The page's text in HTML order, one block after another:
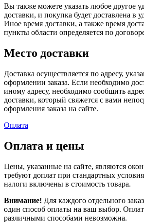
Вы также можете указать любое другое
доставки, и покупка будет доставлена в
Иное время доставки, а также время
пункты области определяется по
Место доставки
Доставка осуществляется по адресу,
оформлении заказа. Если необходимо
иному адресу, необходимо сообщить
доставки, который свяжется с вами
оформления заказа на сайте.
Оплата
Оплата и цены
Цены, указанные на сайте, являются
требуют доплат при стандартных
налоги включены в стоимость товара.
Внимание! Для каждого отдельного
один способ оплаты на ваш выбор.
различными способами невозможна.